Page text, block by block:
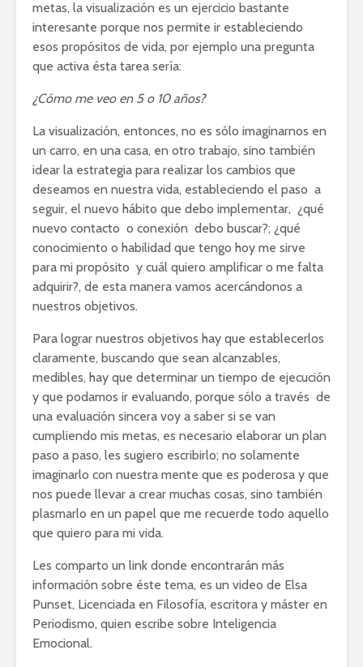
metas, la visualización es un ejercicio bastante
interesante porque nos permite ir estableciendo
esos propósitos de vida, por ejemplo una pregunta
que activa ésta tarea sería:
¿Cómo me veo en 5 o 10 años?
La visualización, entonces, no es sólo imaginarnos en
un carro, en una casa, en otro trabajo, sino también
idear la estrategia para realizar los cambios que
deseamos en nuestra vida, estableciendo el paso a
seguir, el nuevo hábito que debo implementar, ¿qué
nuevo contacto o conexión debo buscar?; ¿qué
conocimiento o habilidad que tengo hoy me sirve
para mi propósito y cuál quiero amplificar o me falta
adquirir?, de esta manera vamos acercándonos a
nuestros objetivos.
Para lograr nuestros objetivos hay que establecerlos
claramente, buscando que sean alcanzables,
medibles, hay que determinar un tiempo de ejecución
y que podamos ir evaluando, porque sólo a través de
una evaluación sincera voy a saber si se van
cumpliendo mis metas, es necesario elaborar un plan
paso a paso, les sugiero escribirlo; no solamente
imaginarlo con nuestra mente que es poderosa y que
nos puede llevar a crear muchas cosas, sino también
plasmarlo en un papel que me recuerde todo aquello
que quiero para mi vida.
Les comparto un link donde encontrarán más
información sobre éste tema, es un video de Elsa
Punset, Licenciada en Filosofía, escritora y máster en
Periodismo, quien escribe sobre Inteligencia
Emocional.